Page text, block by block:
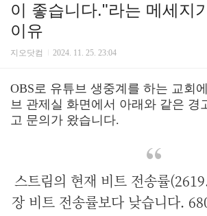
이 좋습니다."라는 메세지
이유
지오닷컴 2024. 11. 25. 23:04
OBS로 유튜브 생중계를 하는 교회
브 관제실 화면에서 아래와 같은 경
고 문의가 왔습니다.
스트림의 현재 비트 전송률
장 비트 전송률보다 낮습니다.